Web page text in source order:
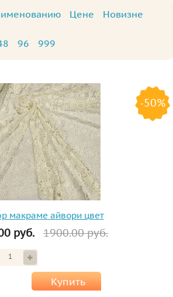
Цене Новизне
96 999
-50%
макраме айвори цвет
руб. 1900.00 руб.
Купить